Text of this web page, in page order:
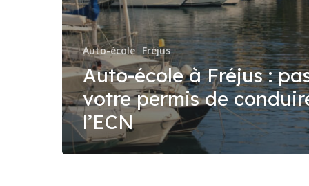
Auto-école Fréjus
Auto-école à Fréjus :
votre permis de
l’ECN